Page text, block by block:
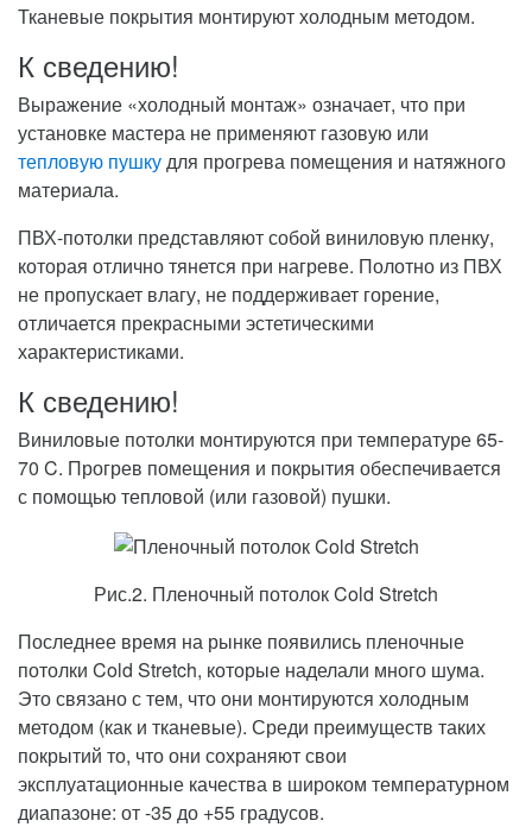
Тканевые покрытия монтируют холодным методом.
К сведению!
Выражение «холодный монтаж» означает, что при
установке мастера не применяют газовую или
тепловую пушкудля прогрева помещения и натяжного
материала.
ПВХ-потолки представляют собой виниловую пленку,
которая отлично тянется при нагреве. Полотно из ПВХ
не пропускает влагу, не поддерживает горение,
отличается прекрасными эстетическими
характеристиками.
К сведению!
Виниловые потолки монтируются при температуре 65-
70 C. Прогрев помещения и покрытия обеспечивается
с помощью тепловой (или газовой) пушки.
Рис.2. Пленочный потолок Cold Stretch
Последнее время на рынке появились пленочные
потолки Cold Stretch, которые наделали много шума.
Это связано с тем, что они монтируются холодным
методом (как и тканевые). Среди преимуществ таких
покрытий то, что они сохраняют свои
эксплуатационные качества в широком температурном
диапазоне: от -35 до +55 градусов.